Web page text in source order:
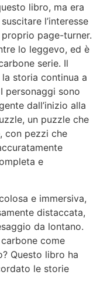
libro, ma era
l’interesse
page-turner.
lo leggevo, ed è
serie. Il
storia continua a
personaggi sono
dall’inizio alla
un puzzle che
con pezzi che
e
e immersiva,
distaccata,
da lontano.
come
Questo libro ha
le storie